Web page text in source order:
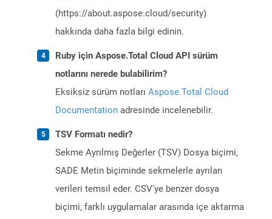
(https://about.aspose.cloud/security)
hakkında daha fazla bilgi edinin.
Ruby için Aspose.Total Cloud API sürüm
notlarını nerede bulabilirim?
Eksiksiz sürüm notları Aspose.Total Cloud
Documentation adresinde incelenebilir.
TSV Formatı nedir?
Sekme Ayrılmış Değerler (TSV) Dosya biçimi,
SADE Metin biçiminde sekmelerle ayrılan
verileri temsil eder. CSV'ye benzer dosya
biçimi, farklı uygulamalar arasında içe aktarma